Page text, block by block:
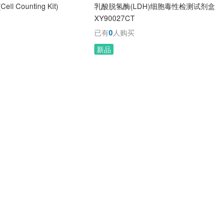
Counting Kit)
乳酸脱氢酶(LDH)细胞毒性检测试剂盒
XY90027CT
已有0人购买
新品